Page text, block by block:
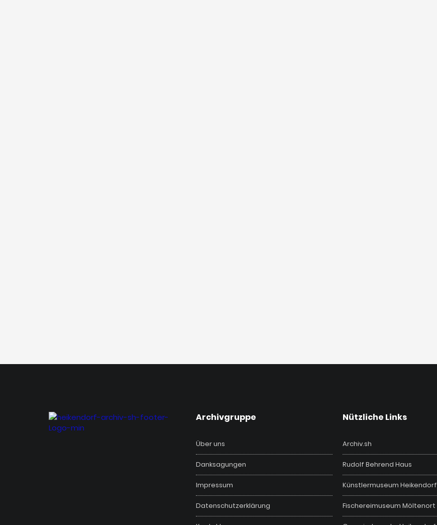
‎Archivgruppe
Über uns
Danksagungen
Impressum
Datenschutzerklärung
Nützliche Links
Archiv.sh
Rudolf Behrend Haus
Künstlermuseum Heikendorf
Fischereimuseum Möltenort